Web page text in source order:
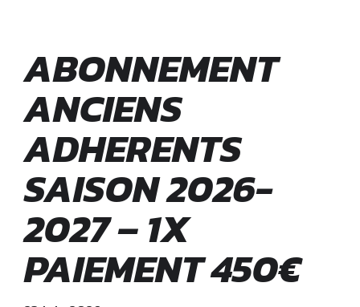
ABONNEMENT
ANCIENS
ADHERENTS
SAISON 2026-
2027 – 1X
PAIEMENT 450€